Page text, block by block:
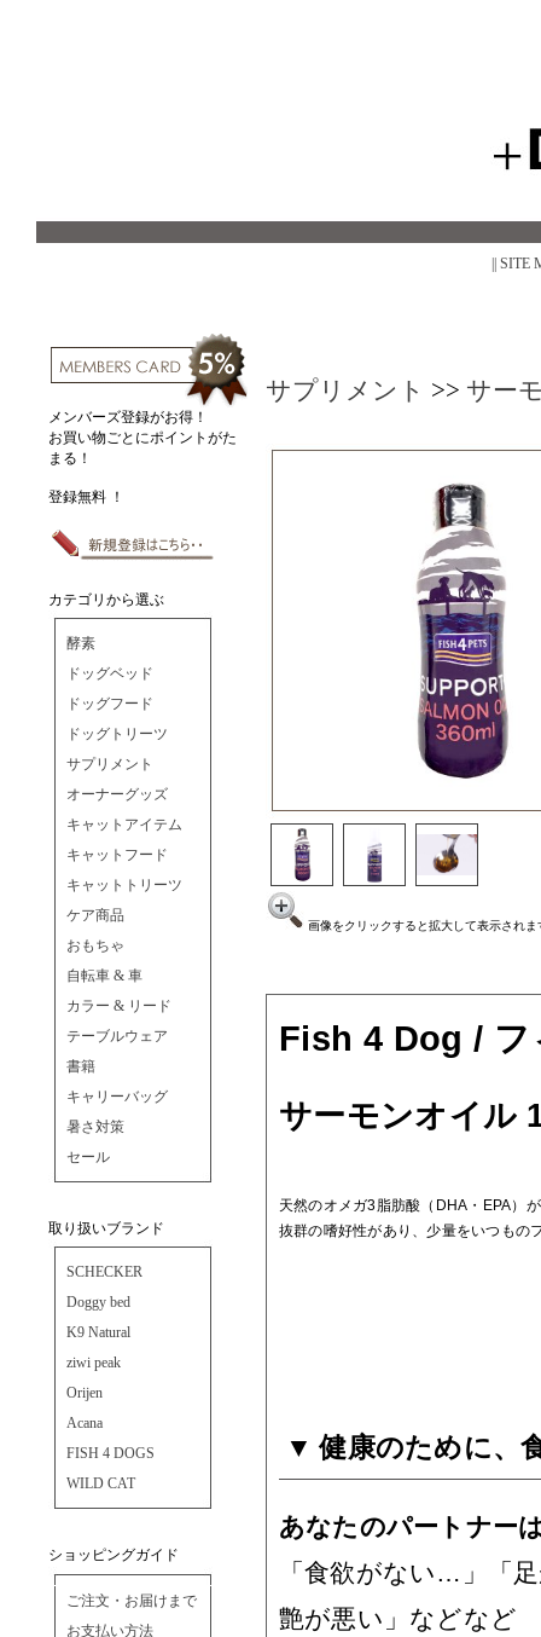
|| SITE
メンバーズ登録がお得！
お買い物ごとにポイントがた
まる！
登録無料 ！
カテゴリから選ぶ
酵素
ドッグベッド
ドッグフード
ドッグトリーツ
サプリメント
オーナーグッズ
キャットアイテム
キャットフード
キャットトリーツ
ケア商品
おもちゃ
自転車 & 車
カラー & リード
テーブルウェア
書籍
キャリーバッグ
暑さ対策
セール
取り扱いブランド
SCHECKER
Doggy bed
K9 Natural
ziwi peak
Orijen
Acana
FISH 4 DOGS
WILD CAT
ショッピングガイド
ご注文・お届けまで
お支払い方法
サプリメント >> サー
画像をクリックすると拡大して表示されま
Fish 4 Dog / フ
サーモンオイル
天然のオメガ3脂肪酸（DHA・EPA）
抜群の嗜好性があり、少量をいつもの
健康のために、
あなたのパートナー
「食欲がない…」「
艶が悪い」などなど